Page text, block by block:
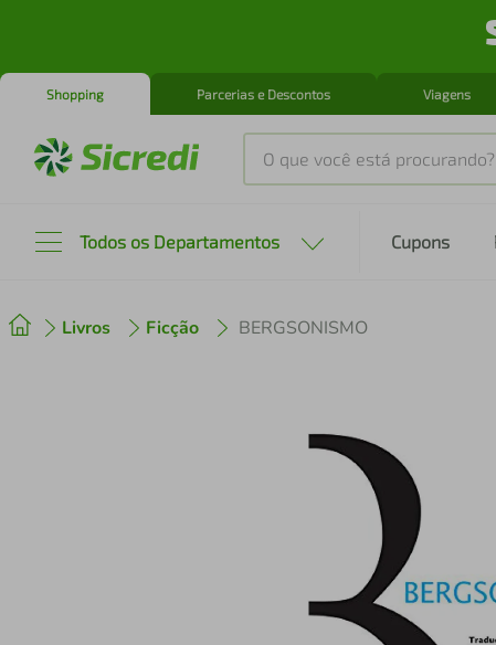
Shopping Parcerias e Descontos Viagens
O que você está procurando?
Todos os Departamentos Cupons
Livros Ficção BERGSONISMO
2º cafeteira
air fryer